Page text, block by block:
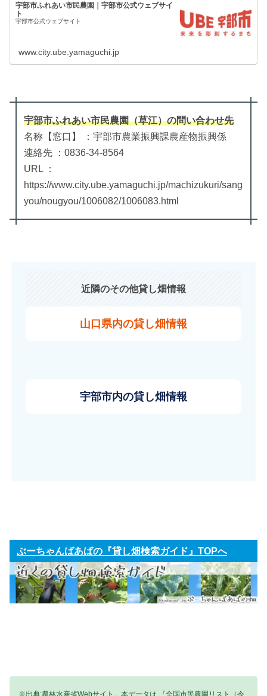
宇部市ふれあい市民農園｜宇部市公式ウェブサイ
ト
宇部市公式ウェブサイト
www.city.ube.yamaguchi.jp
宇部市ふれあい市民農園（草江）の問い合わせ先
名称【窓口】 ：宇部市農業振興課農産物振興係
連絡先 ：0836-34-8564
URL ：
https://www.city.ube.yamaguchi.jp/machizukuri/sang
you/nougyou/1006082/1006083.html
近隣のその他貸し畑情報
山口県内の貸し畑情報
宇部市内の貸し畑情報
ぶーちゃんばあばの『貸し畑検索ガイド』TOPへ
※出典:農林水産省Webサイト。本データは 『全国市民農園リスト（令